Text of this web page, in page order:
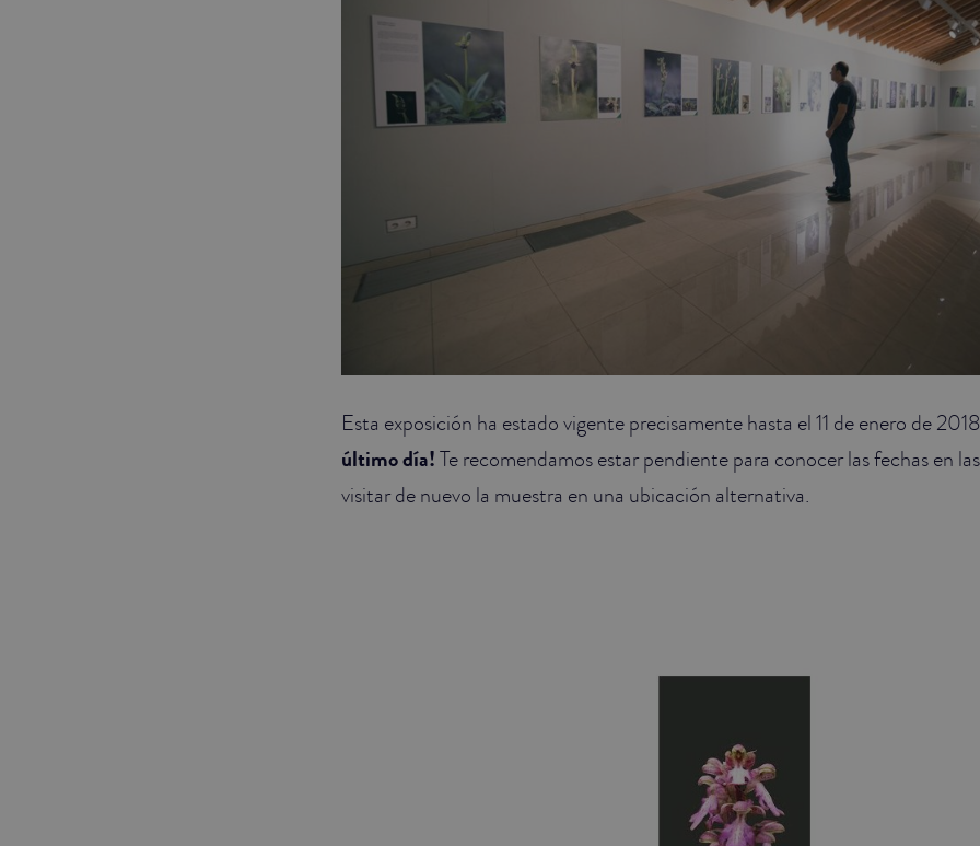
Esta exposición ha estado vigente precisamente hasta el 11 de enero de
último día!Te recomendamos estar pendiente para conocer las fechas en
visitar de nuevo la muestra en una ubicación alternativa.